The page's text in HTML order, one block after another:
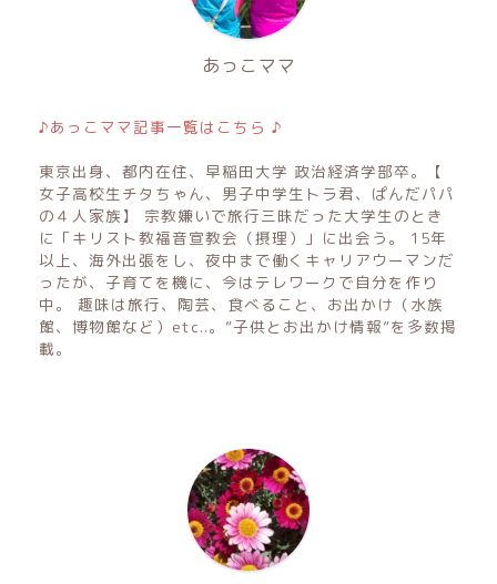
あっこママ
♪あっこママ記事一覧はこちら ♪
東京出身、都内在住、早稲田大学 政治経済学部卒。【
女子高校生チタちゃん、男子中学生トラ君、ぱんだパパ
の４人家族】 宗教嫌いで旅行三昧だった大学生のとき
に「キリスト教福音宣教会（摂理）」に出会う。 15年
以上、海外出張をし、夜中まで働くキャリアウーマンだ
ったが、子育てを機に、今はテレワークで自分を作り
中。 趣味は旅行、陶芸、食べること、お出かけ（水族
館、博物館など）etc..。”子供とお出かけ情報”を多数掲
載。